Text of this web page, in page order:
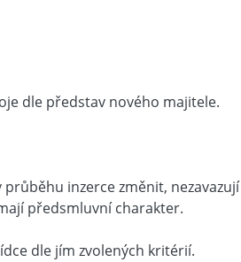
dle představ nového majitele.
inzerce změnit, nezavazují
předsmluvní charakter.
dle jím zvolených kritérií.